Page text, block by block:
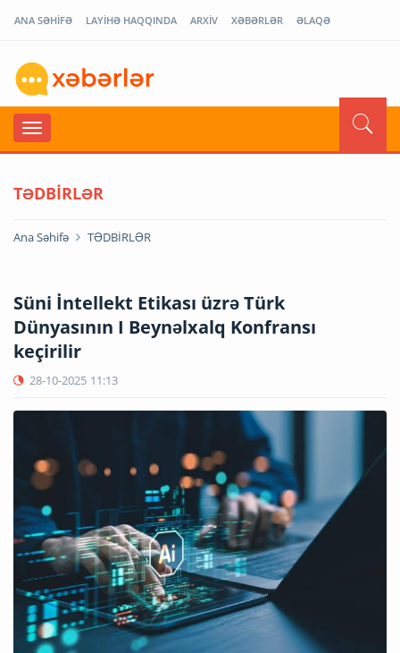
ANA SƏHİFƏ LAYİHƏ HAQQINDA ARXİV XƏBƏRLƏR ƏLAQƏ
TƏDBİRLƏR
Ana Səhifə TƏDBİRLƏR
Süni İntellekt Etikası üzrə Türk
Dünyasının I Beynəlxalq Konfransı
keçirilir
28-10-2025 11:13